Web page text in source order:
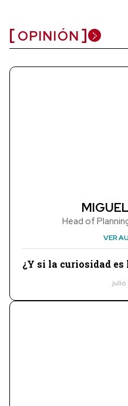
OPINIÓN
Head of
VER
¿Y si la curiosidad es
julio